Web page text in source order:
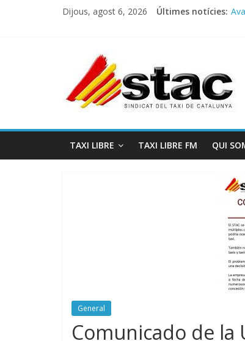
Dijous, agost 6, 2026 Últimes notícies:
TAXI LIBRE TAXI LIBRE FM QUI
General
Comunicado de la